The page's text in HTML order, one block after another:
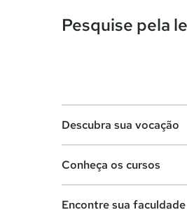
Pesquise pela
Descubra sua vocação
Conheça os cursos
Encontre sua faculdade